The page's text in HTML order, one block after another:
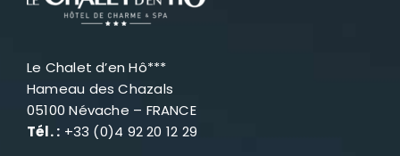
Le Chalet d’en Hô***
Hameau des Chazals
05100 Névache – FRANCE
Tél. : +33 (0)4 92 20 12 29